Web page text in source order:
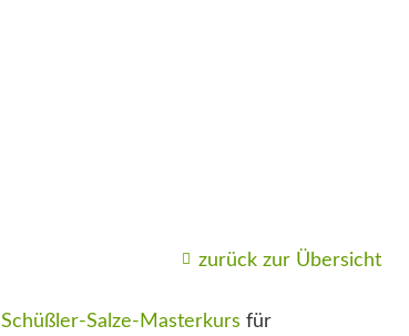
zurück zur Übersicht
Schüßler-Salze-Masterkurs für